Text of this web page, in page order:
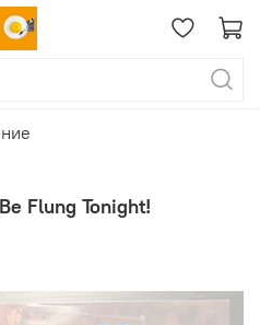
Flung Tonight!